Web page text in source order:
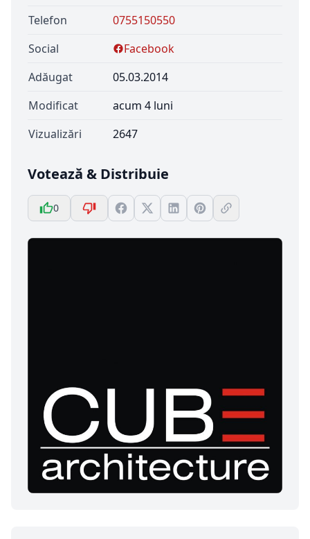
Telefon
0755150550
Social
Facebook
Adăugat
05.03.2014
Modificat
acum 4 luni
Vizualizări
2647
Votează & Distribuie
0